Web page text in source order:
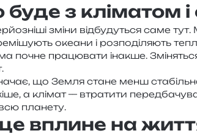
з кліматом
зміни від­бу­ду­ться саме
оке­а­ни і роз­по­ді­ля­ють
почне пра­цю­ва­ти іна­кше. Зміняться
що Земля стане менш
а клі­мат — втра­ти­ти
планету.
вплине на